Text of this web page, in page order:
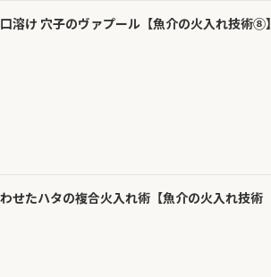
溶け 穴子のヴァプール【魚介の火入れ技術⑧】
せたハタの複合火入れ術【魚介の火入れ技術